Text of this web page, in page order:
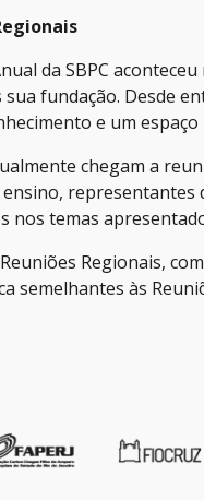
da SBPC
sua fundação. Desde
e um
chegam a
representantes
nos temas
Regionais,
semelhantes às